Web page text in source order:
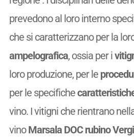
prevedono al loro interno
che si caratterizzano per la
ampelografica, ossia per i
loro produzione, per le
per le specifiche
vino. I vitigni che rientrano
vinoMarsala DOC rubino